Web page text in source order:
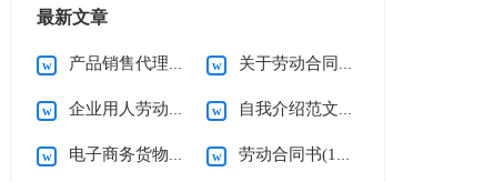
最新文章
产品销售代理合同(15篇) 关于劳动合同的注意事项
企业用人劳动合同7篇 自我介绍范文(15篇)
电子商务货物销售合同 劳动合同书(15篇)